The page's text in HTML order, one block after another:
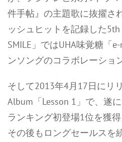
件手帖』の主題歌に抜擢さ
ッシュヒットを記録した5th
SMILE」ではUHA味覚糖「
ンソングのコラボレーショ
そして2013年4月17日にリ
Album「Lesson 1」で、遂
ランキング初登場1位を獲得
その後もロングセールスを